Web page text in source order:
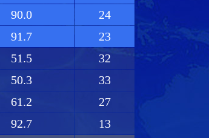
90.0
24
91.7
23
51.5
32
50.3
33
61.2
27
92.7
13